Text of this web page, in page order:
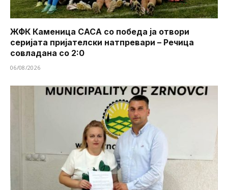
ЖФК Каменица САСА со победа ја отвори
серијата пријателски натпревари – Речица
совладана со 2:0
06/08/2026